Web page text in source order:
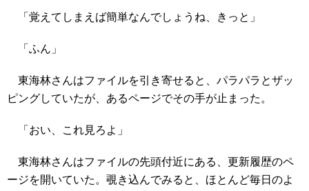
「覚えてしまえば簡単なんでしょうね、きっと」
「ふん」
東海林さんはファイルを引き寄せると、パラパラとザッ
ピングしていたが、あるページでその手が止まった。
「おい、これ見ろよ」
東海林さんはファイルの先頭付近にある、更新履歴のペ
ージを開いていた。覗き込んでみると、ほとんど毎日のよ